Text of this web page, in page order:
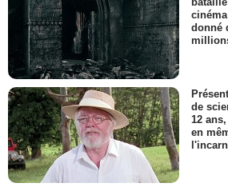
donné
de
12
en